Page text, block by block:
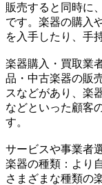
販売すると同時に
です。楽器の購入
を入手したり、手
楽器購入・買取業
品・中古楽器の販
スなどがあり、楽
などといった顧客
す。
サービスや事業者
楽器の種類：より
さまざまな種類の